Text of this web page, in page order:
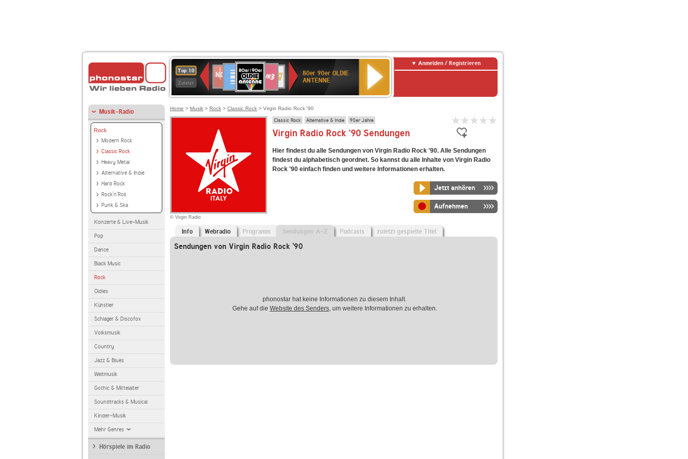
Top 10
Zuletzt
Deutschlandfunk
80er
90er
OLDIE
ANTENNE
SWR3
SWR
Kultur
NDR
2
80er 90er OLDIE
ANTENNE
Anmelden / Registrieren
Musik-Radio
Rock
Modern Rock
Classic Rock
Heavy Metal
Alternative & Indie
Hard Rock
Rock'n'Roll
Punk & Ska
Konzerte & Live-Musik
Pop
Dance
Black Music
Rock
Oldies
Künstler
Schlager & Discofox
Volksmusik
Country
Jazz & Blues
Weltmusik
Gothic & Mittelalter
Soundtracks & Musical
Kinder-Musik
Mehr Genres
Hörspiele im Radio
Home > Musik > Rock > Classic Rock > Virgin Radio Rock '90
© Virgin Radio
Classic Rock Alternative & Indie 90er Jahre
Virgin Radio Rock '90 Sendungen
Hier findest du alle Sendungen von Virgin Radio Rock '90. Alle Sendungen
findest du alphabetisch geordnet. So kannst du alle Inhalte von Virgin Radio
Rock '90 einfach finden und weitere Informationen erhalten.
Jetzt anhören
Aufnehmen
Info Webradio Programm Sendungen A-Z Podcasts zuletzt gespielte Titel
Sendungen von Virgin Radio Rock '90
phonostar hat keine Informationen zu diesem Inhalt.
Gehe auf die Website des Senders, um weitere Informationen zu erhalten.